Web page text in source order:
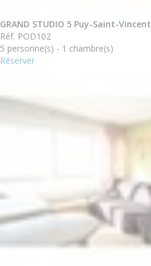
GRAND STUDIO 5 Puy-Saint-Vincent
Réf. POD102
5 personne(s) - 1 chambre(s)
Réserver